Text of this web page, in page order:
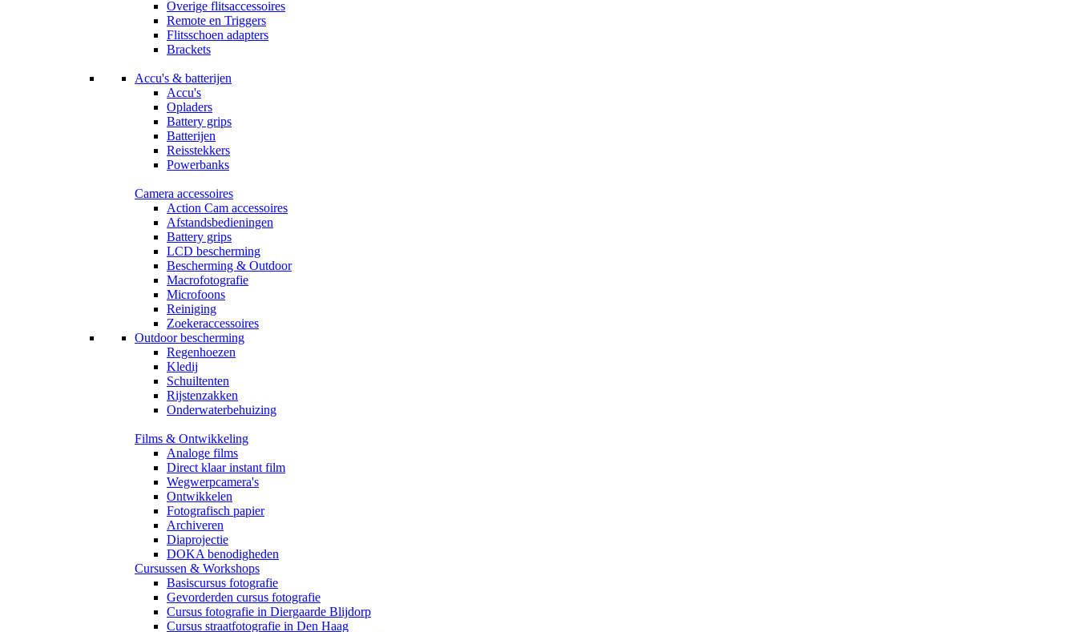
Overige flitsaccessoires
Remote en Triggers
Flitsschoen adapters
Brackets
Accu's & batterijen
Accu's
Opladers
Battery grips
Batterijen
Reisstekkers
Powerbanks
Camera accessoires
Action Cam accessoires
Afstandsbedieningen
Battery grips
LCD bescherming
Bescherming & Outdoor
Macrofotografie
Microfoons
Reiniging
Zoekeraccessoires
Outdoor bescherming
Regenhoezen
Kledij
Schuiltenten
Rijstenzakken
Onderwaterbehuizing
Films & Ontwikkeling
Analoge films
Direct klaar instant film
Wegwerpcamera's
Ontwikkelen
Fotografisch papier
Archiveren
Diaprojectie
DOKA benodigheden
Cursussen & Workshops
Basiscursus fotografie
Gevorderden cursus fotografie
Cursus fotografie in Diergaarde Blijdorp
Cursus straatfotografie in Den Haag